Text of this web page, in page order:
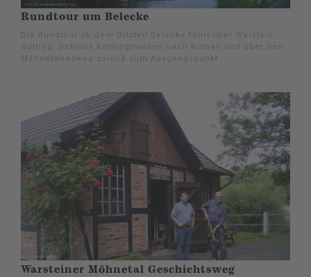
Rundtour um Belecke
Die Rundtour ab dem Ortsteil Belecke führt über Warstein,
Suttrop, Schloss Körtlinghausen nach Rüthen und über den
Möhnetalradweg zurück zum Ausgangspunkt.
Warsteiner Möhnetal Geschichtsweg